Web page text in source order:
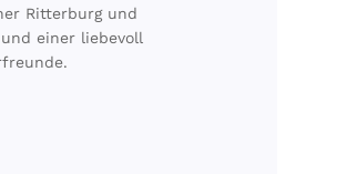
Ritterburg und
einer liebevoll